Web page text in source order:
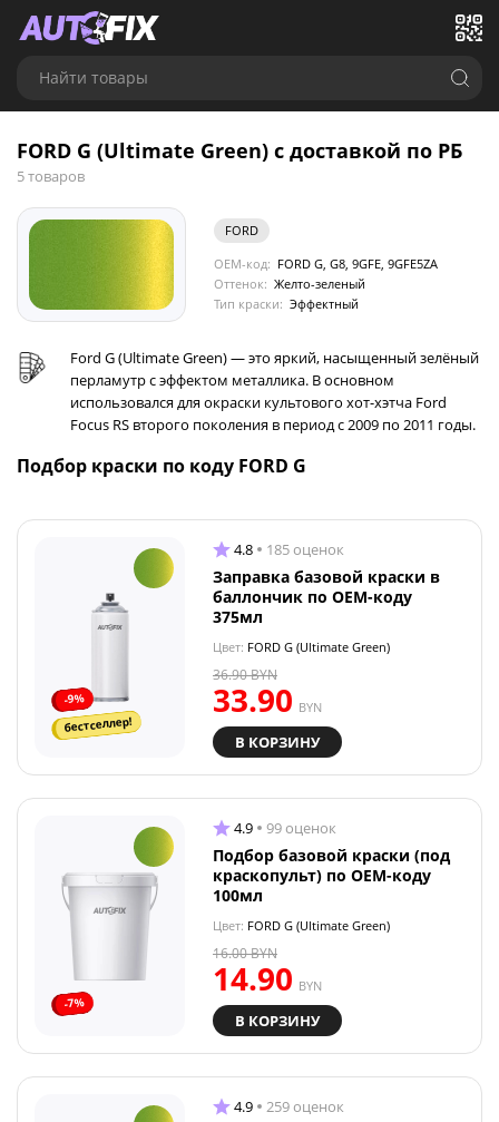
Найти товары
FORD G (Ultimate Green) с доставкой по РБ
5 товаров
FORD
OEM-код: FORD G, G8, 9GFE, 9GFE5ZA
Оттенок: Желто-зеленый
Тип краски: Эффектный
Ford G (Ultimate Green) — это яркий, насыщенный зелёный
перламутр с эффектом металлика. В основном
использовался для окраски культового хот-хэтча Ford
Focus RS второго поколения в период с 2009 по 2011 годы.
Подбор краски по коду FORD G
-9%
бестселлер!
4.8 185 оценок
Заправка базовой краски в
баллончик по OEM-коду
375мл
Цвет: FORD G (Ultimate Green)
33.90 BYN
36.90BYN
В КОРЗИНУ
-7%
4.9 99 оценок
Подбор базовой краски (под
краскопульт) по OEM-коду
100мл
Цвет: FORD G (Ultimate Green)
14.90 BYN
16.00BYN
В КОРЗИНУ
4.9 259 оценок